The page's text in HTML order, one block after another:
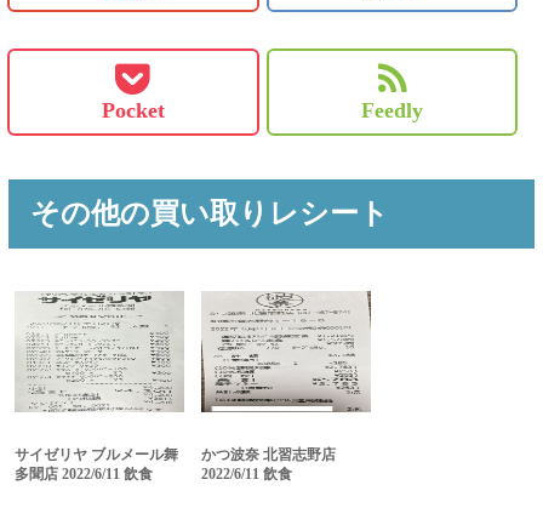
Pocket Feedly
その他の買い取りレシート
サイゼリヤ ブルメール舞
多聞店 2022/6/11 飲食
かつ波奈 北習志野店
2022/6/11 飲食